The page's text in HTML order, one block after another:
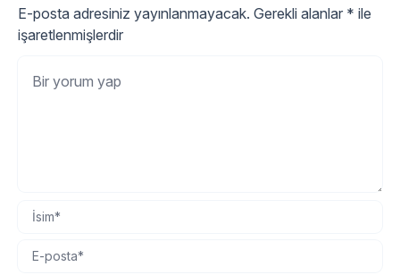
E-posta adresiniz yayınlanmayacak. Gerekli alanlar * ile
işaretlenmişlerdir